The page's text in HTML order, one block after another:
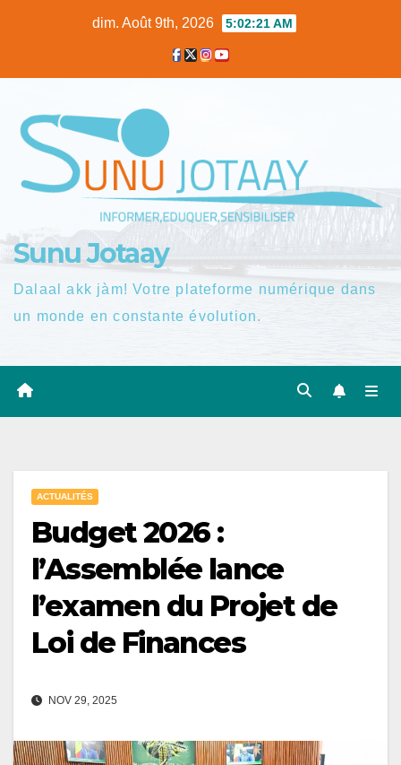
dim. Août 9th, 2026 5:02:22 AM
Sunu Jotaay
Dalaal akk jàm! Votre plateforme numérique dans
un monde en constante évolution.
ACTUALITÉS
Budget 2026 :
l’Assemblée lance
l’examen du Projet de
Loi de Finances
NOV 29, 2025